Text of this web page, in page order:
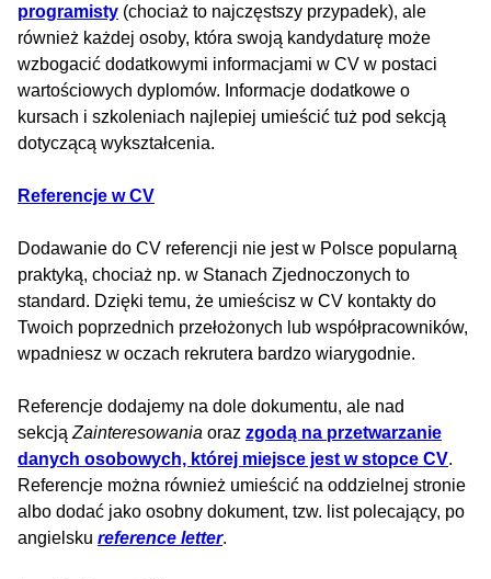
programisty (chociaż to najczęstszy przypadek), ale
również każdej osoby, która swoją kandydaturę może
wzbogacić dodatkowymi informacjami w CV w postaci
wartościowych dyplomów. Informacje dodatkowe o
kursach i szkoleniach najlepiej umieścić tuż pod sekcją
dotyczącą wykształcenia.
Referencje w CV
Dodawanie do CV referencji nie jest w Polsce popularną
praktyką, chociaż np. w Stanach Zjednoczonych to
standard. Dzięki temu, że umieścisz w CV kontakty do
Twoich poprzednich przełożonych lub współpracowników,
wpadniesz w oczach rekrutera bardzo wiarygodnie.
Referencje dodajemy na dole dokumentu, ale nad
sekcją Zainteresowania oraz zgodą na przetwarzanie
danych osobowych, której miejsce jest w stopce CV.
Referencje można również umieścić na oddzielnej stronie
albo dodać jako osobny dokument, tzw. list polecający, po
angielsku reference letter.